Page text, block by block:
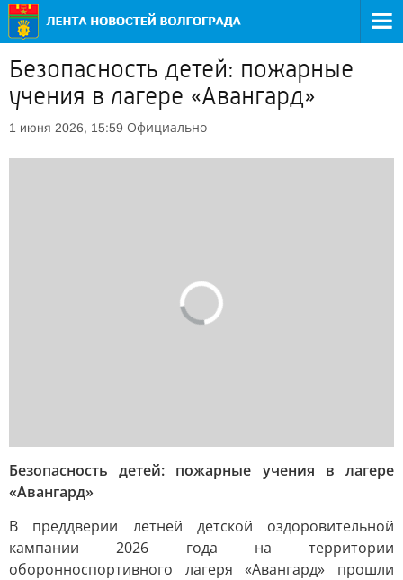
Безопасность детей: пожарные
учения в лагере «Авангард»
1 июня 2026, 15:59 Официально
Безопасность детей: пожарные учения в лагере
«Авангард»
В преддверии летней детской оздоровительной
кампании 2026 года на территории
оборонноспортивного лагеря «Авангард» прошли